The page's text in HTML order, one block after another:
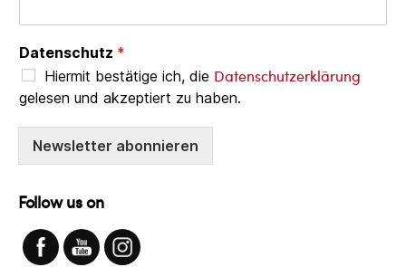
Datenschutz *
Hiermit bestätige ich, die Datenschutzerklärung
gelesen und akzeptiert zu haben.
Newsletter abonnieren
Follow us on